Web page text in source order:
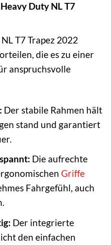
Duty NL T7
T7 Trapez 2022
die es zu einer
anspruchsvolle
Der stabile Rahmen hält
stand und garantiert
Die aufrechte
Griffe
Fahrgefühl, auch
Der integrierte
den einfachen